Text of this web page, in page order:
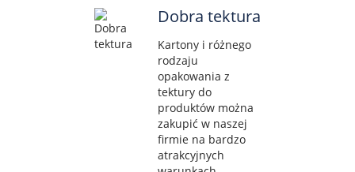
Dobra tektura
Kartony i różnego
rodzaju
opakowania z
tektury do
produktów można
zakupić w naszej
firmie na bardzo
atrakcyjnych